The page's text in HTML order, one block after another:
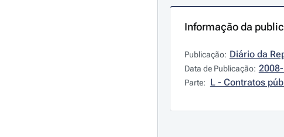
Informação da
Publicação: Diário da
Data de Publicação:
Parte: L - Contratos